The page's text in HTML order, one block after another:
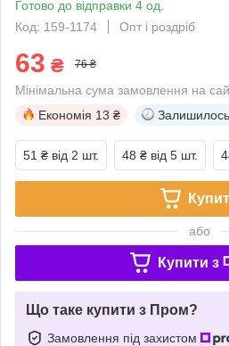
Готово до відправки 4 од.
Код: 159-1174
Опт і роздріб
63 ₴ 76 ₴
Мінімальна сума замовлення на
Економія 13 ₴ Залишилось
51 ₴ від 2 шт. 48 ₴ від 5 шт.
або
Купити з
Що таке купити з Пром?
Замовлення під захистом